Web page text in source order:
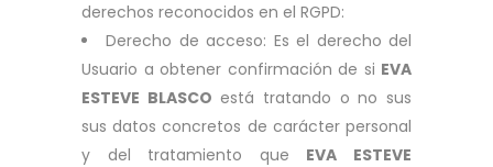
derechos reconocidos en el RGPD:
Derecho de acceso: Es el derecho del
Usuario a obtener confirmación de si EVA
ESTEVE BLASCO está tratando o no sus
sus datos concretos de carácter personal
y del tratamiento que EVA ESTEVE